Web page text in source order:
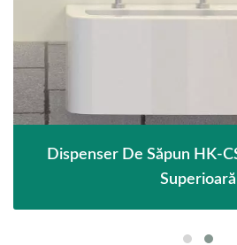
Dispenser De Săpun HK-
Superioară